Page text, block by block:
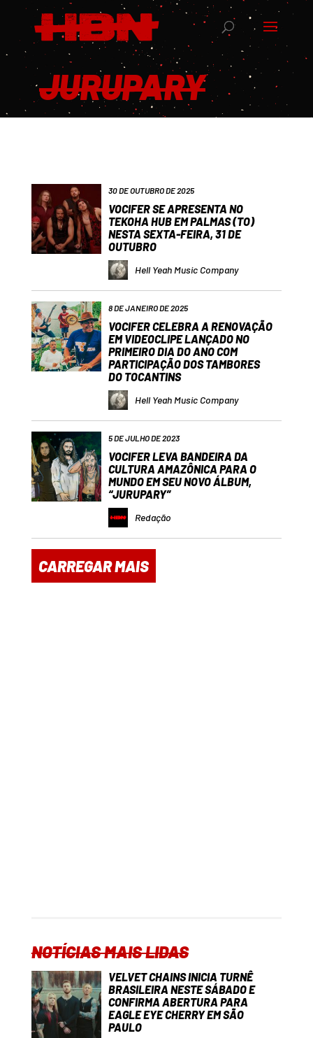
JURUPARY
30 DE OUTUBRO DE 2025
VOCIFER SE APRESENTA NO
TEKOHA HUB EM PALMAS (TO)
NESTA SEXTA-FEIRA, 31 DE
OUTUBRO
Hell Yeah Music Company
8 DE JANEIRO DE 2025
VOCIFER CELEBRA A RENOVAÇÃO
EM VIDEOCLIPE LANÇADO NO
PRIMEIRO DIA DO ANO COM
PARTICIPAÇÃO DOS TAMBORES
DO TOCANTINS
Hell Yeah Music Company
5 DE JULHO DE 2023
VOCIFER LEVA BANDEIRA DA
CULTURA AMAZÔNICA PARA O
MUNDO EM SEU NOVO ÁLBUM,
“JURUPARY”
Redação
CARREGAR MAIS
NOTÍCIAS MAIS LIDAS
VELVET CHAINS INICIA TURNÊ
BRASILEIRA NESTE SÁBADO E
CONFIRMA ABERTURA PARA
EAGLE EYE CHERRY EM SÃO
PAULO